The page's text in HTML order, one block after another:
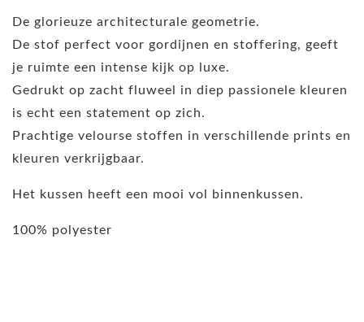
De glorieuze architecturale geometrie.
De stof perfect voor gordijnen en stoffering, geeft
je ruimte een intense kijk op luxe.
Gedrukt op zacht fluweel in diep passionele kleuren
is echt een statement op zich.
Prachtige velourse stoffen in verschillende prints en
kleuren verkrijgbaar.
Het kussen heeft een mooi vol binnenkussen.
100% polyester